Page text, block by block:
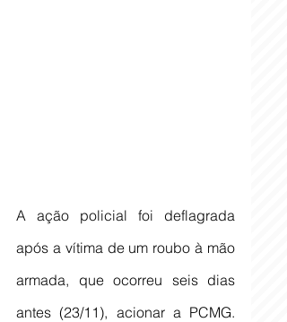
A ação policial foi deflagrada
após a vítima de um roubo à mão
armada, que ocorreu seis dias
antes (23/11), acionar a PCMG.